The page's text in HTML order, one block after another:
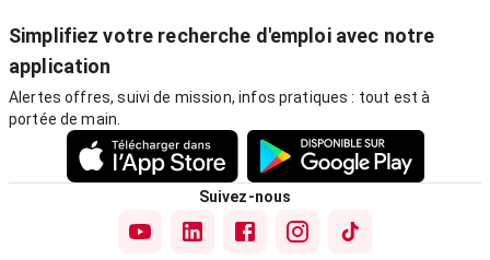
Simplifiez votre recherche d'emploi avec notre
application
Alertes offres, suivi de mission, infos pratiques : tout est à
portée de main.
Suivez-nous